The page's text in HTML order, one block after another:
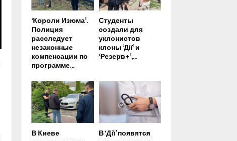
‘Короли Изюма’.
Полиция
расследует
незаконные
компенсации по
программе...
Студенты
создали для
уклонистов
клоны ‘Дії’ и
‘Резерв+’,...
В Киеве В ‘Дії’ появятся